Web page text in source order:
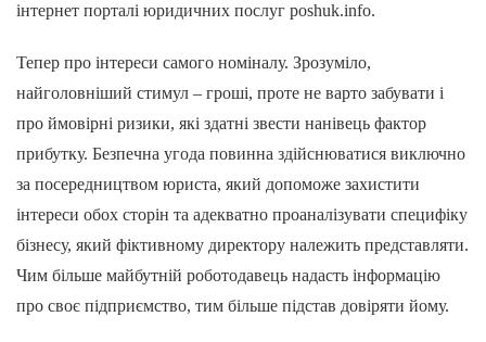
інтернет порталі юридичних послуг poshuk.info.
Тепер про інтереси самого номіналу. Зрозуміло,
найголовніший стимул – гроші, проте не варто забувати і
про ймовірні ризики, які здатні звести нанівець фактор
прибутку. Безпечна угода повинна здійснюватися виключно
за посередництвом юриста, який допоможе захистити
інтереси обох сторін та адекватно проаналізувати специфіку
бізнесу, який фіктивному директору належить представляти.
Чим більше майбутній роботодавець надасть інформацію
про своє підприємство, тим більше підстав довіряти йому.